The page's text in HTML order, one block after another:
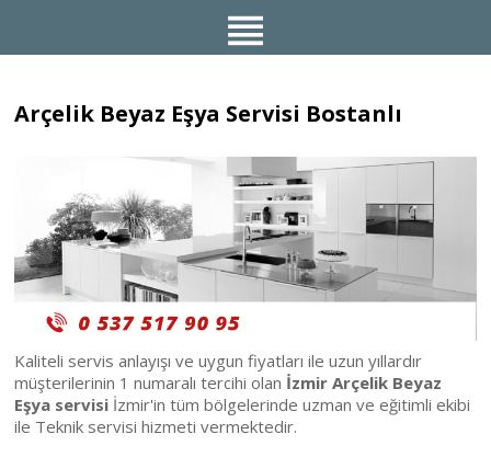
Arçelik Beyaz Eşya Servisi Bostanlı
Kaliteli servis anlayışı ve uygun fiyatları ile uzun yıllardır
müşterilerinin 1 numaralı tercihi olan İzmir Arçelik Beyaz
Eşya servisi İzmir'in tüm bölgelerinde uzman ve eğitimli ekibi
ile Teknik servisi hizmeti vermektedir.